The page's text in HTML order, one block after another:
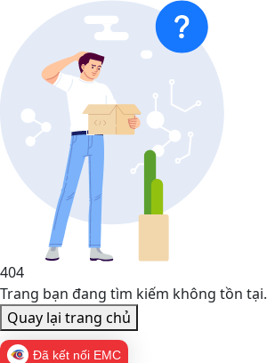
404
Trang bạn đang tìm kiếm không tồn tại.
Quay lại trang chủ
Đã kết nối EMC